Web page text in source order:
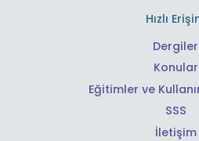
Hızlı
Dergiler
Konular
Eğitimler ve
SSS
İletişim